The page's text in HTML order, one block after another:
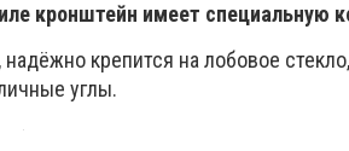
кронштейн имеет специальную
крепится на лобовое
углы.